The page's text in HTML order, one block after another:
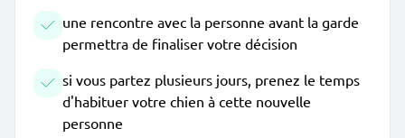
une rencontre avec la personne avant la garde
permettra de finaliser votre décision
si vous partez plusieurs jours, prenez le temps
d'habituer votre chien à cette nouvelle
personne